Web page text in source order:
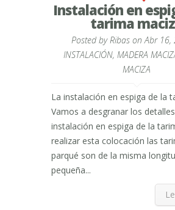
Instalación en
tarima
Posted byRibason Abr 16,
INSTALACIÓN, MADERA
MACIZA
La instalación en espiga de la
Vamos a desgranar los
instalación en espiga de la
realizar esta colocación las
parqué son de la misma
pequeña...